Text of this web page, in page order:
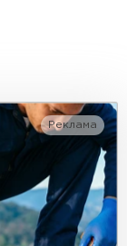
Реклама